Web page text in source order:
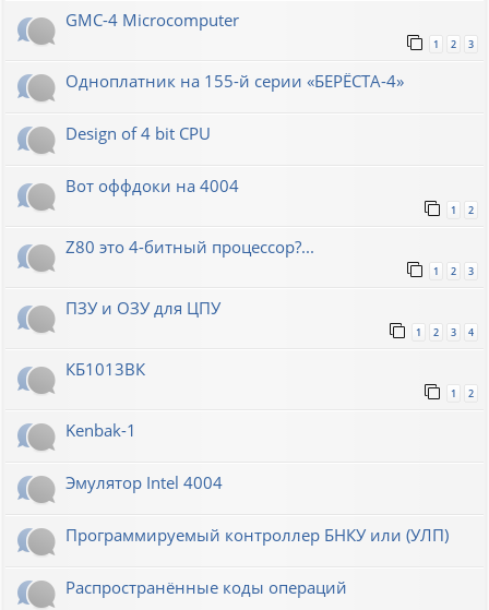
GMC-4 Microcomputer
1 2 3
Одноплатник на 155-й серии «БЕРЁСТА-4»
Design of 4 bit CPU
Вот оффдоки на 4004
1 2
Z80 это 4-битный процессор?...
1 2 3
ПЗУ и ОЗУ для ЦПУ
1 2 3 4
КБ1013ВК
1 2
Kenbak-1
Эмулятор Intel 4004
Программируемый контроллер БНКУ или (УЛП)
Распространённые коды операций